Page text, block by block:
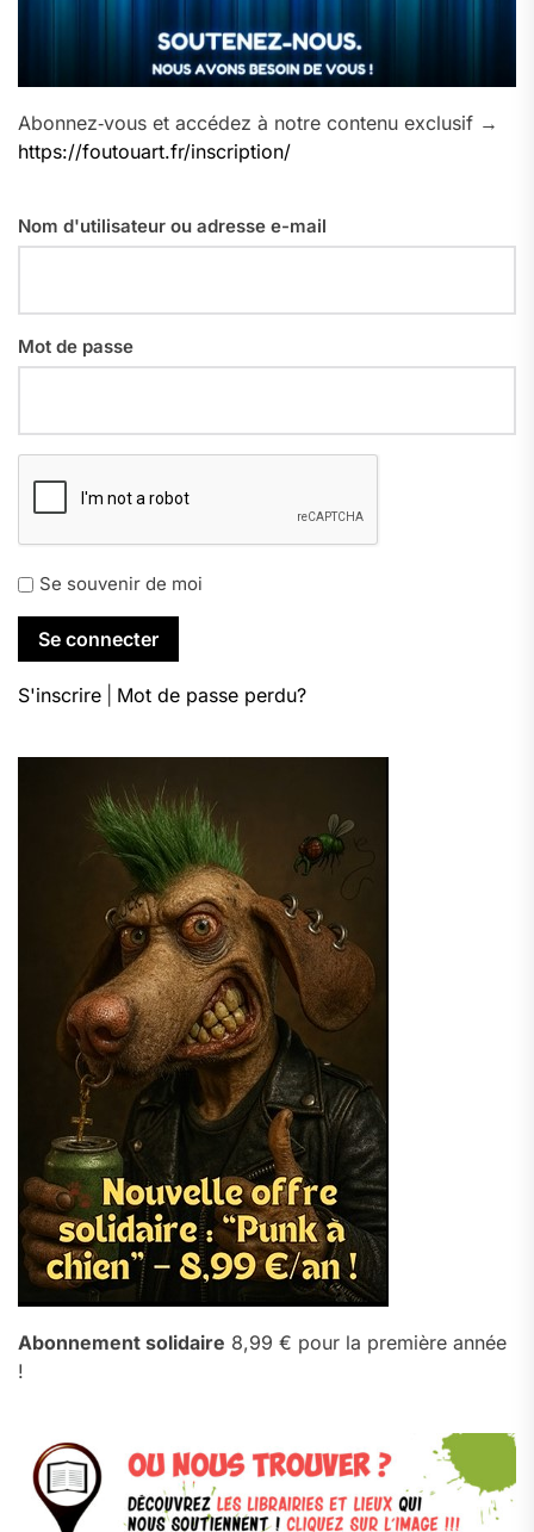
Abonnez‑vous et accédez à notre contenu exclusif →
https://foutouart.fr/inscription/
Nom d'utilisateur ou adresse e-mail
Mot de passe
Se souvenir de moi
S'inscrire Mot de passe perdu?
Abonnement solidaire 8,99 € pour la première année
!